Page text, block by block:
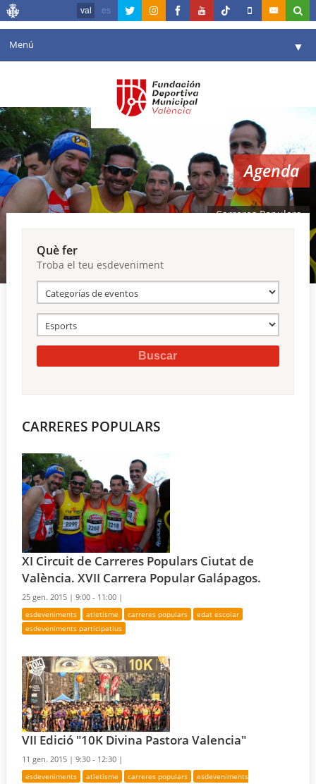
val es
Menú ▼
Agenda
Instal·lacions ▼
Comunicació ▼
València en esport ▼
Reserves
Agenda
Carreres Populars
Què fer
Troba el teu esdeveniment
CARRERES POPULARS
XI Circuit de Carreres Populars Ciutat de
València. XVII Carrera Popular Galápagos.
25 gen. 2015 |9:00 - 11:00 |
esdeveniments atletisme carreres populars
edat escolar
esdeveniments participatius
VII Edició "10K Divina Pastora Valencia"
11 gen. 2015 |9:30 - 12:30 |
esdeveniments atletisme carreres populars
esdeveniments